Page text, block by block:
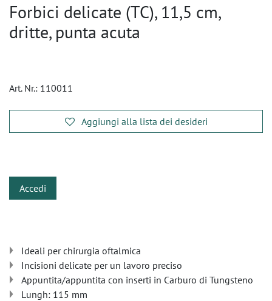
Forbici delicate (TC), 11,5 cm,
dritte, punta acuta
Art. Nr.: 110011
Aggiungi alla lista dei desideri
Accedi
Ideali per chirurgia oftalmica
Incisioni delicate per un lavoro preciso
Appuntita/appuntita con inserti in Carburo di Tungsteno
Lungh: 115 mm